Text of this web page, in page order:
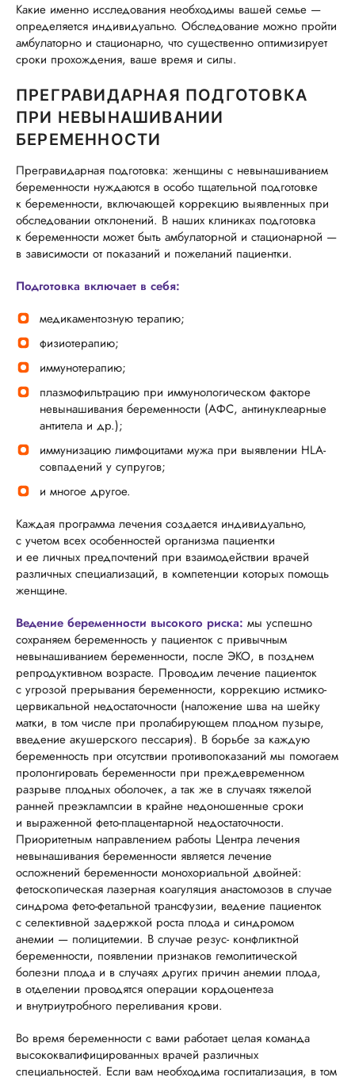
Какие именно исследования необходимы вашей семье —
определяется индивидуально. Обследование можно пройти
амбулаторно и стационарно, что существенно оптимизирует
сроки прохождения, ваше время и силы.
ПРЕГРАВИДАРНАЯ ПОДГОТОВКА
ПРИ НЕВЫНАШИВАНИИ
БЕРЕМЕННОСТИ
Прегравидарная подготовка: женщины с невынашиванием
беременности нуждаются в особо тщательной подготовке
к беременности, включающей коррекцию выявленных при
обследовании отклонений. В наших клиниках подготовка
к беременности может быть амбулаторной и стационарной —
в зависимости от показаний и пожеланий пациентки.
Подготовка включает в себя:
медикаментозную терапию;
физиотерапию;
иммунотерапию;
плазмофильтрацию при иммунологическом факторе
невынашивания беременности (АФС, антинуклеарные
антитела и др.);
иммунизацию лимфоцитами мужа при выявлении HLA-
совпадений у супругов;
и многое другое.
Каждая программа лечения создается индивидуально,
с учетом всех особенностей организма пациентки
и ее личных предпочтений при взаимодействии врачей
различных специализаций, в компетенции которых помощь
женщине.
Ведение беременности высокого риска: мы успешно
сохраняем беременность у пациенток с привычным
невынашиванием беременности, после ЭКО, в позднем
репродуктивном возрасте. Проводим лечение пациенток
с угрозой прерывания беременности, коррекцию истмико-
цервикальной недостаточности (наложение шва на шейку
матки, в том числе при пролабирующем плодном пузыре,
введение акушерского пессария). В борьбе за каждую
беременность при отсутствии противопоказаний мы помогаем
пролонгировать беременности при преждевременном
разрыве плодных оболочек, а так же в случаях тяжелой
ранней преэклампсии в крайне недоношенные сроки
и выраженной фето-плацентарной недостаточности.
Приоритетным направлением работы Центра лечения
невынашивания беременности является лечение
осложнений беременности монохориальной двойней:
фетоскопическая лазерная коагуляция анастомозов в случае
синдрома фето-фетальной трансфузии, ведение пациенток
с селективной задержкой роста плода и синдромом
анемии — полицитемии. В случае резус- конфликтной
беременности, появлении признаков гемолитической
болезни плода и в случаях других причин анемии плода,
в отделении проводятся операции кордоцентеза
и внутриутробного переливания крови.
Во время беременности с вами работает целая команда
высококвалифицированных врачей различных
специальностей. Если вам необходима госпитализация, в том